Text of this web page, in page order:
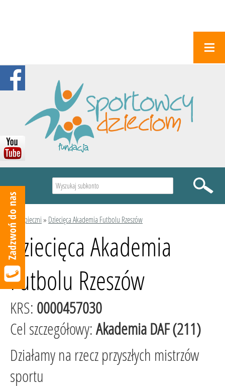
Podopieczni» Dziecięca Akademia Futbolu Rzeszów
Dziecięca Akademia
Futbolu Rzeszów
KRS: 0000457030
Cel szczegółowy:Akademia DAF (211)
Działamy na rzecz przyszłych mistrzów
sportu